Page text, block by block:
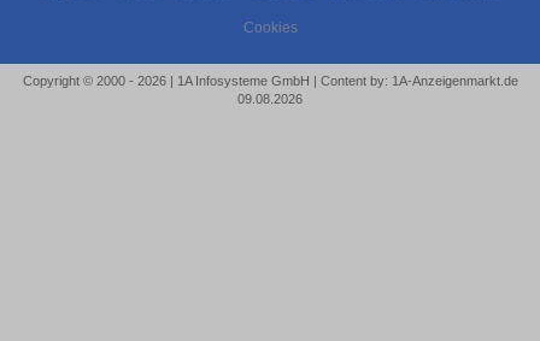
Cookies
Copyright © 2000 - 2026 | 1A Infosysteme GmbH | Content by: 1A-Anzeigenmarkt.de
09.08.2026